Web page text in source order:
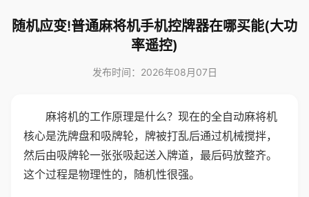
随机应变!普通麻将机手机控牌器在哪买能(大功
率遥控)
发布时间：2026年08月07日
麻将机的工作原理是什么？现在的全自动麻将机
核心是洗牌盘和吸牌轮，牌被打乱后通过机械搅拌，
然后由吸牌轮一张张吸起送入牌道，最后码放整齐。
这个过程是物理性的，随机性很强。